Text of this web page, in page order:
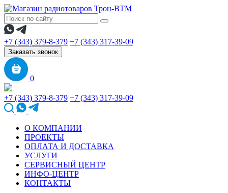
+7 (343) 379-8-379 +7 (343) 317-39-09
Заказать звонок
0
+7 (343) 379-8-379 +7 (343) 317-39-09
О КОМПАНИИ
ПРОЕКТЫ
ОПЛАТА И ДОСТАВКА
УСЛУГИ
СЕРВИСНЫЙ ЦЕНТР
ИНФО-ЦЕНТР
КОНТАКТЫ